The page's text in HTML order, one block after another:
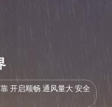
开启顺畅 通风量大 安全